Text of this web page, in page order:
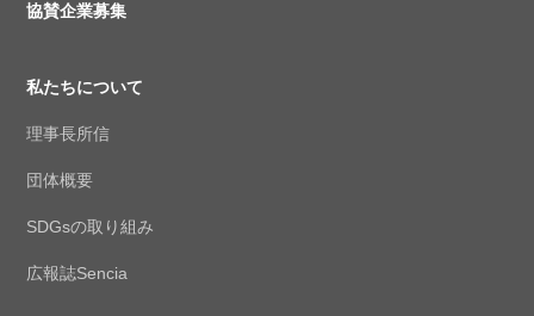
協賛企業募集
私たちについて
理事長所信
団体概要
SDGsの取り組み
広報誌Sencia